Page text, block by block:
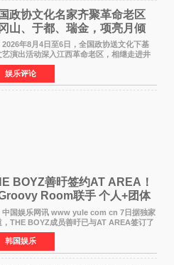
政协文化名家齐聚革命老区
山、于都、瑞金，项亮月倾
献唱《桃花谣》致敬红色沃土
年8月4日至6日，全国政协送文化下基
艺演出活动深入江西革命老区，相继走进井
、于都长征出发地、瑞金三地。由全国政协
文史和学习委员会副主任、甘肃省政协原主
阳坚率团，一
娱乐评论
BOYZ善旴签约AT AREA！
Room联手 个人+团体
动并行
娱乐网讯 www yule com cn 7日据独家
，THE BOYZ成员善旴已与AT AREA签订了
合约。AT AREA是由知名制作人组合
Room创立的hip-hop厂牌，旗下拥有多
力派音乐人，在韩
韩国娱乐